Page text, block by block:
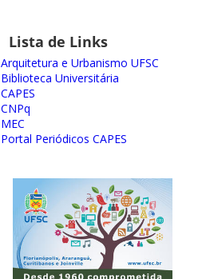
Lista de Links
Arquitetura e Urbanismo UFSC
Biblioteca Universitária
CAPES
CNPq
MEC
Portal Periódicos CAPES